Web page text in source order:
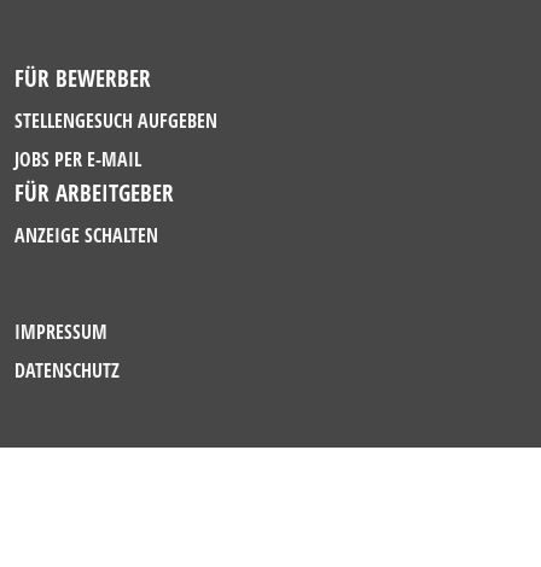
FÜR BEWERBER
STELLENGESUCH AUFGEBEN
JOBS PER E-MAIL
FÜR ARBEITGEBER
ANZEIGE SCHALTEN
IMPRESSUM
DATENSCHUTZ